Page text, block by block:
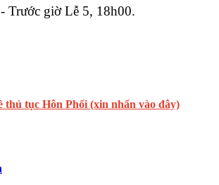
Lễ 5, 18h00.
thủ tục Hôn Phối (xin nhấn vào đây)